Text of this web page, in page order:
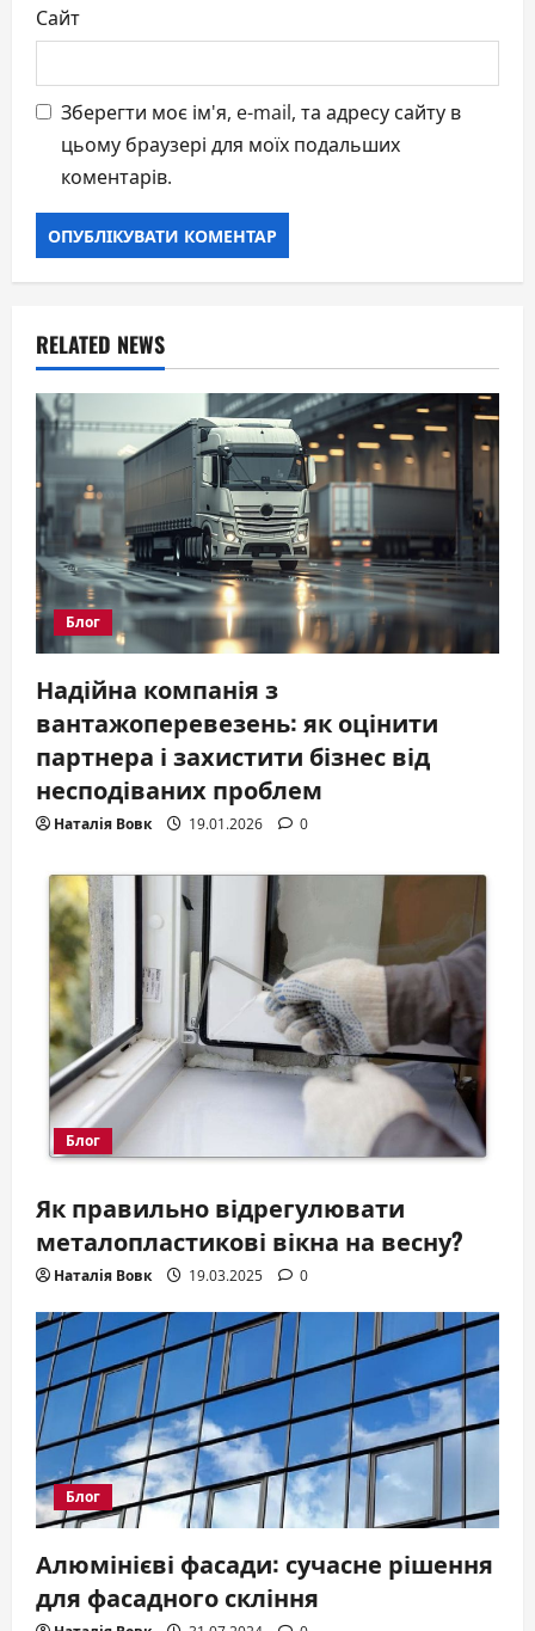
Сайт
Зберегти моє ім'я, e-mail, та адресу сайту в
цьому браузері для моїх подальших
коментарів.
RELATED NEWS
Блог
Надійна компанія з
вантажоперевезень: як оцінити
партнера і захистити бізнес від
несподіваних проблем
Наталія Вовк 19.01.2026 0
Блог
Як правильно відрегулювати
металопластикові вікна на весну?
Наталія Вовк 19.03.2025 0
Блог
Алюмінієві фасади: сучасне рішення
для фасадного скління